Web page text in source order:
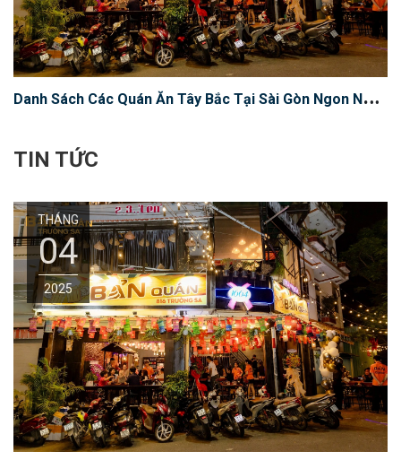
D
anh Sách Các Quán Ăn Tây Bắc Tại Sài Gòn Ngon Nhất Phải Thử
TIN TỨC
THÁNG
04
2025